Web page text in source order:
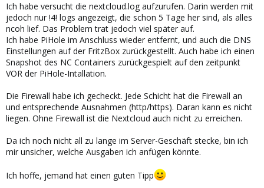
Ich habe versucht die nextcloud.log aufzurufen. Darin werden mit
jedoch nur !4! logs angezeigt, die schon 5 Tage her sind, als alles
ncoh lief. Das Problem trat jedoch viel später auf.
Ich habe PiHole im Anschluss wieder entfernt, und auch die DNS
Einstellungen auf der FritzBox zurückgestellt. Auch habe ich einen
Snapshot des NC Containers zurückgespielt auf den zeitpunkt
VOR der PiHole-Intallation.
Die Firewall habe ich gecheckt. Jede Schicht hat die Firewall an
und entsprechende Ausnahmen (http/https). Daran kann es nicht
liegen. Ohne Firewall ist die Nextcloud auch nicht zu erreichen.
Da ich noch nicht all zu lange im Server-Geschäft stecke, bin ich
mir unsicher, welche Ausgaben ich anfügen könnte.
Ich hoffe, jemand hat einen guten Tipp